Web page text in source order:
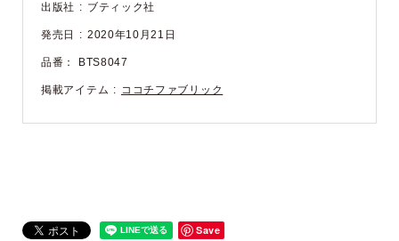
出版社 ブティック社
発売日 2020年10月21日
品番： BTS8047
掲載アイテム ココチファブリック
Save